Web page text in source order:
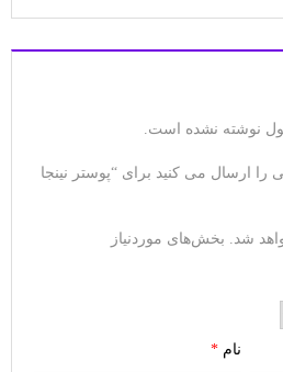
نوشته نشده است.
را ارسال می کنید برای “پوستر نینجا
شد.
بخش‌های موردنیاز
نام *